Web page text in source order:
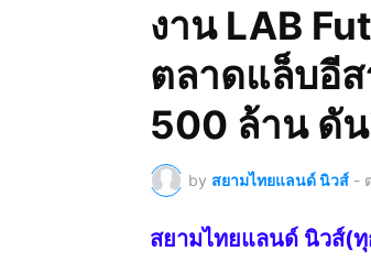
งาน LAB
ตลาดแล็บอี
500 ล้าน ดั
by สยามไทยแลนด์ นิวส์ -
สยามไทยแลนด์ นิวส์(